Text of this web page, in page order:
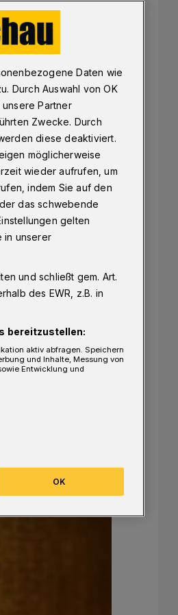
Daten wie
Durch Auswahl von OK
Partner
Zwecke. Durch
diese deaktiviert.
möglicherweise
wieder aufrufen, um
indem Sie auf den
das schwebende
gelten
in unserer
und schließt gem. Art.
des EWR, z.B. in
bereitzustellen:
aktiv abfragen. Speichern
und Inhalte, Messung von
Entwicklung und
OK